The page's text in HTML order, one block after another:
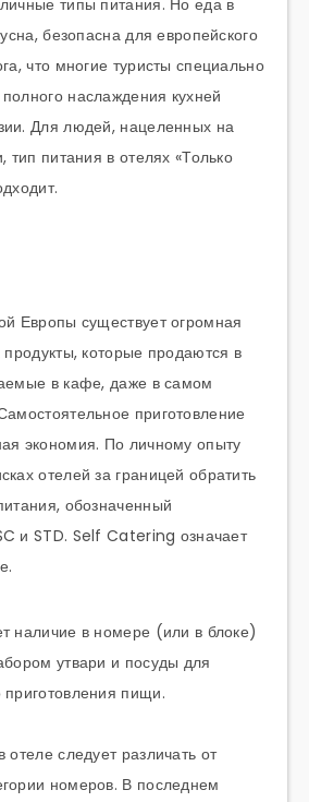
типы питания. Но еда в
безопасна для европейского
что многие туристы специально
наслаждения кухней
Для людей, нацеленных на
тип питания в отелях «Только
Европы существует огромная
которые продаются в
в кафе, даже в самом
приготовление
экономия. По личному опыту
отелей за границей обратить
обозначенный
и STD. Self Catering означает
наличие в номере (или в блоке)
утвари и посуды для
приготовления пищи.
отеле следует различать от
номеров. В последнем